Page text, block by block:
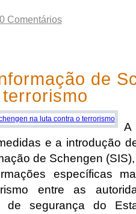
0 Comentários
de
A
e a introdução
de Schengen
específicas
entre as
de segurança do